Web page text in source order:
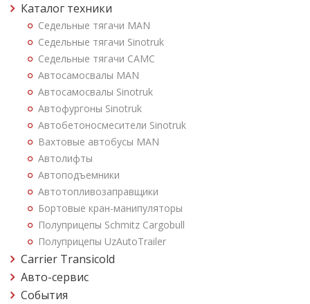
Каталог техники
Седельные тягачи MAN
Седельные тягачи Sinotruk
Седельные тягачи CAMC
Автосамосвалы MAN
Автосамосвалы Sinotruk
Автофургоны Sinotruk
Автобетоносмесители Sinotruk
Вахтовые автобусы MAN
Автолифты
Автоподъемники
Автотопливозаправщики
Бортовые кран-манипуляторы
Полуприцепы Schmitz Cargobull
Полуприцепы UzAutoTrailer
Carrier Transicold
Авто-сервис
События